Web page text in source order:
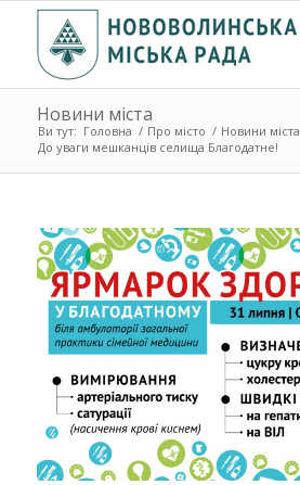
Новини міста
Ви тут: Головна / Про місто / Новини міста
До уваги мешканців селища Благодатне!